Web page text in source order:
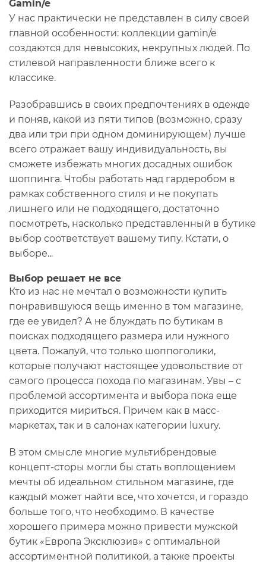
Gamin/e
У нас практически не представлен в силу своей
главной особенности: коллекции gamin/e
создаются для невысоких, некрупных людей. По
стилевой направленности ближе всего к
классике.
Разобравшись в своих предпочтениях в одежде
и поняв, какой из пяти типов (возможно, сразу
два или три при одном доминирующем) лучше
всего отражает вашу индивидуальность, вы
сможете избежать многих досадных ошибок
шоппинга. Чтобы работать над гардеробом в
рамках собственного стиля и не покупать
лишнего или не подходящего, достаточно
посмотреть, насколько представленный в бутике
выбор соответствует вашему типу. Кстати, о
выборе...
Выбор решает не все
Кто из нас не мечтал о возможности купить
понравившуюся вещь именно в том магазине,
где ее увидел? А не блуждать по бутикам в
поисках подходящего размера или нужного
цвета. Пожалуй, что только шоппоголики,
которые получают настоящее удовольствие от
самого процесса похода по магазинам. Увы – с
проблемой ассортимента и выбора пока еще
приходится мириться. Причем как в масс-
маркетах, так и в салонах категории luxury.
В этом смысле многие мультибрендовые
концепт-сторы могли бы стать воплощением
мечты об идеальном стильном магазине, где
каждый может найти все, что хочется, и гораздо
больше того, что необходимо. В качестве
хорошего примера можно привести мужской
бутик «Европа Эксклюзив» с оптимальной
ассортиментной политикой, а также проекты